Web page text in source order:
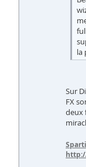
la
Sur
FX
deux